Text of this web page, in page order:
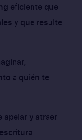
eficiente que
y que resulte
a quién te
apelar y atraer